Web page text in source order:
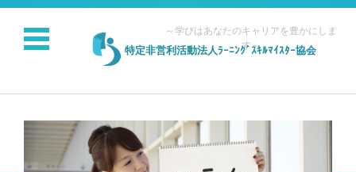
特定非営利活動法人ﾗｰﾆﾝｸﾞｽｷﾙﾏｲｽﾀｰ協会
～学びはあなたのキャリアを豊かにしま
す～
コンテンツに移動